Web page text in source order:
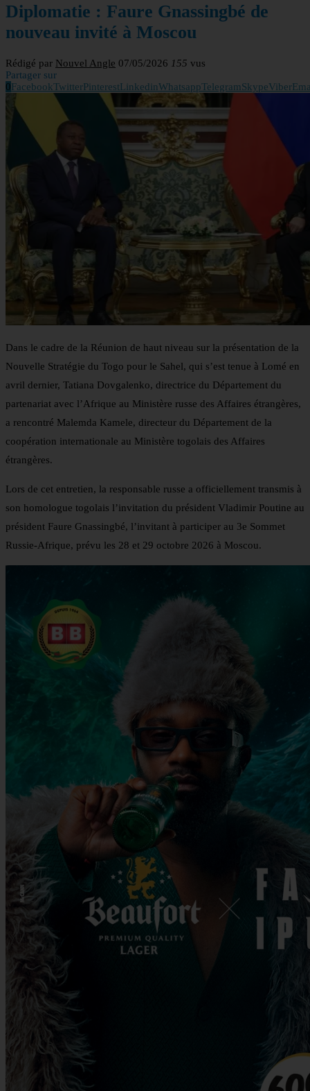
Diplomatie : Faure Gnassingbé de
nouveau invité à Moscou
Rédigé par Nouvel Angle 07/05/2026 155 vus
Partager sur
0FacebookTwitterPinterestLinkedinWhatsappTelegramSkypeViber
Dans le cadre de la Réunion de haut niveau sur la présentation de la
Nouvelle Stratégie du Togo pour le Sahel, qui s’est tenue à Lomé en
avril dernier, Tatiana Dovgalenko, directrice du Département du
partenariat avec l’Afrique au Ministère russe des Affaires étrangères,
a rencontré Malemda Kamele, directeur du Département de la
coopération internationale au Ministère togolais des Affaires
étrangères.
Lors de cet entretien, la responsable russe a officiellement transmis à
son homologue togolais l’invitation du président Vladimir Poutine au
président Faure Gnassingbé, l’invitant à participer au 3e Sommet
Russie-Afrique, prévu les 28 et 29 octobre 2026 à Moscou.